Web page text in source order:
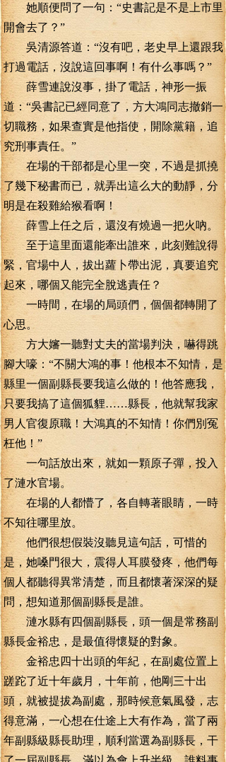
她順便問了一句：“史書記是不是上市里
開會去了？”
吳清源答道：“沒有吧，老史早上還跟我
打過電話，沒說這回事啊！有什么事嗎？”
薛雪連說沒事，掛了電話，神形一振
道：“吳書記已經同意了，方大鴻同志撤銷一
切職務，如果查實是他指使，開除黨籍，追
究刑事責任。”
在場的干部都是心里一突，不過是抓撓
了幾下秘書而已，就弄出這么大的動靜，分
明是在殺雞給猴看啊！
薛雪上任之后，還沒有燒過一把火吶。
至于這里面還能牽出誰來，此刻難說得
緊，官場中人，拔出蘿卜帶出泥，真要追究
起來，哪個又能完全脫逃責任？
一時間，在場的局頭們，個個都轉開了
心思。
方大嬸一聽對丈夫的當場判決，嚇得跳
腳大嚎：“不關大鴻的事！他根本不知情，是
縣里一個副縣長要我這么做的！他答應我，
只要我搞了這個狐貍……縣長，他就幫我家
男人官復原職！大鴻真的不知情！你們別冤
枉他！”
一句話放出來，就如一顆原子彈，投入
了漣水官場。
在場的人都懵了，各自轉著眼睛，一時
不知往哪里放。
他們很想假裝沒聽見這句話，可惜的
是，她嗓門很大，震得人耳膜發疼，他們每
個人都聽得異常清楚，而且都懷著深深的疑
問，想知道那個副縣長是誰。
漣水縣有四個副縣長，頭一個是常務副
縣長金裕忠，是最值得懷疑的對象。
金裕忠四十出頭的年紀，在副處位置上
蹉跎了近十年歲月，十年前，他剛三十出
頭，就被提拔為副處，那時候意氣風發，志
得意滿，一心想在仕途上大有作為，當了兩
年副縣級縣長助理，順利當選為副縣長，干